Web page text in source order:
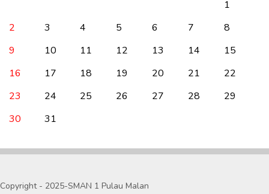
1
2
3 4 5 6 7
8
9
10 11 12 13 14
15
16
17 18 19 20 21
22
23
24 25 26 27 28
29
30
31
Copyright - 2025-SMAN 1 Pulau Malan